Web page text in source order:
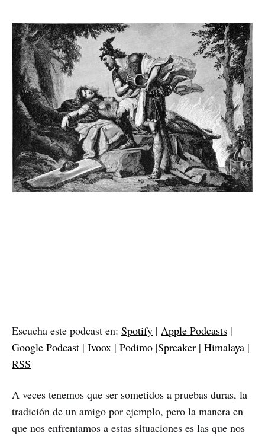
Escucha este podcast en: Spotify | Apple Podcasts |
Google Podcast | Ivoox | Podimo |Spreaker | Himalaya |
RSS
A veces tenemos que ser sometidos a pruebas duras, la
tradición de un amigo por ejemplo, pero la manera en
que nos enfrentamos a estas situaciones es las que nos